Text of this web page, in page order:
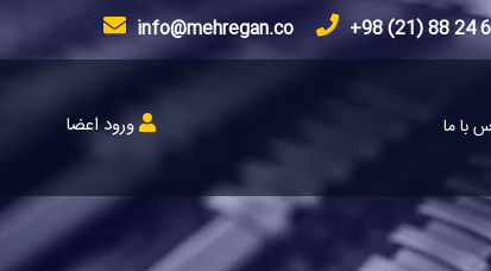
info@mehregan.co
با ما ورود اعضا